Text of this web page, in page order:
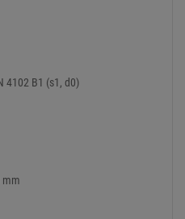
4102 B1 (s1, d0)
mm